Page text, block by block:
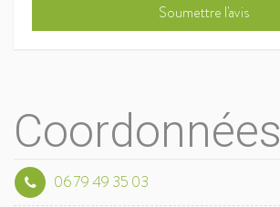
Coordonnées
06 79 49 35 03